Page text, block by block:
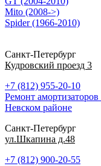
Mito (2008->)
Spider (1966-2010)
Санкт-Петербург
Кудровский проезд 3
+7 (812) 955-20-10
Ремонт амортизаторов
Невском районе
Санкт-Петербург
ул.Шкапина д.48
+7 (812) 900-20-55